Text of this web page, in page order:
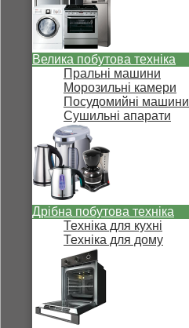
Велика побутова техніка
Пральні машини
Морозильні камери
Посудомийні машини
Сушильні апарати
Дрібна побутова техніка
Техніка для кухні
Техніка для дому